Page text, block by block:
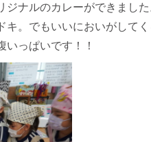
ナルのカレーができました
キ。でもいいにおいがして
っぱいです！！